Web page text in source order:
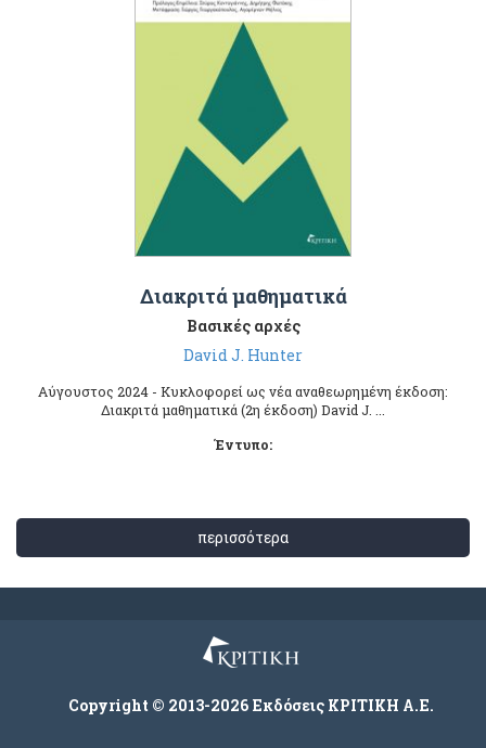
Διακριτά μαθηματικά
Βασικές αρχές
David J. Hunter
Αύγουστος 2024 - Κυκλοφορεί ως νέα αναθεωρημένη έκδοση:
Διακριτά μαθηματικά (2η έκδοση) David J. ...
Έντυπο:
περισσότερα
Copyright © 2013-2026 Εκδόσεις ΚΡΙΤΙΚΗ Α.Ε.